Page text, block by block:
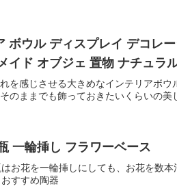
ボウル ディスプレイ デコレ
イド オブジェ 置物 ナチュラ
を感じさせる大きめなインテリアボウ
のままでも飾っておきたいくらいの美
一輪挿し フラワーベース
お花を一輪挿しにしても、お花を数本
すすめ陶器